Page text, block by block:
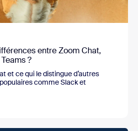
entre Zoom Chat,
?
et ce qui le distingue d’autres
comme Slack et